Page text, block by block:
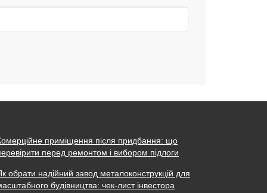
приміщення після придбання: що
перед ремонтом і вибором підлоги
обрати надійний завод металоконструкцій для
будівництва: чек-лист інвестора